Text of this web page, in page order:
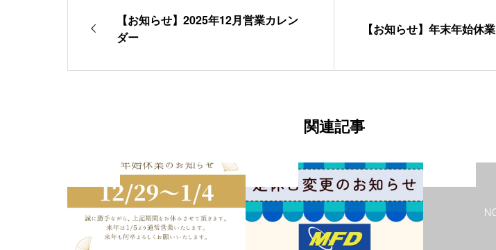
【お知らせ】2025年12月営業カレン
ダー
【お知らせ】年末年始休業
関連記事